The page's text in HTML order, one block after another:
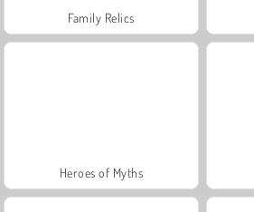
Family Relics
Heroes of Myths